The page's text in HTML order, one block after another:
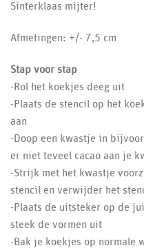
Sinterklaas mijter!
Afmetingen: +/- 7,5 cm
Stap voor stap
-Rol het koekjes deeg uit
-Plaats de stencil op het
aan
-Doop een kwastje in
er niet teveel cacao aan je
-Strijk met het kwastje
stencil en verwijder het
-Plaats de uitsteker op de
steek de vormen uit
-Bak je koekjes op normale